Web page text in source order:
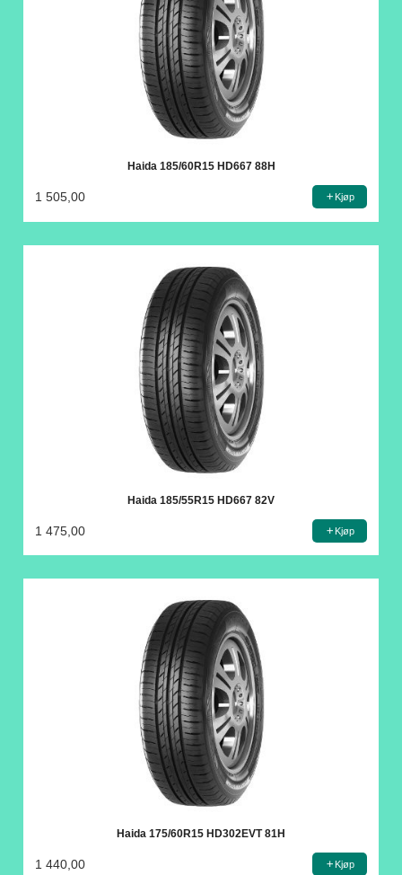
Haida 185/60R15 HD667 88H
1 505,00 Kjøp
Haida 185/55R15 HD667 82V
1 475,00 Kjøp
Haida 175/60R15 HD302EVT 81H
1 440,00 Kjøp